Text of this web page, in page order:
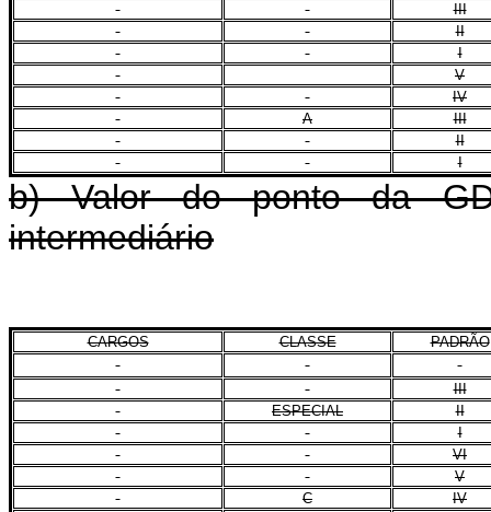
III
II
I
V
IV
A
III
II
I
b) Valor do ponto da
intermediário
CARGOS CLASSE PADRÃO
III
ESPECIAL
II
I
VI
V
C
IV